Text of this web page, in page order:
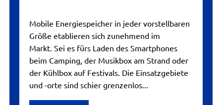
Mobile Energiespeicher in jeder vorstellbaren
Größe etablieren sich zunehmend im
Markt. Sei es fürs Laden des Smartphones
beim Camping, der Musikbox am Strand oder
der Kühlbox auf Festivals. Die Einsatzgebiete
und -orte sind schier grenzenlos...